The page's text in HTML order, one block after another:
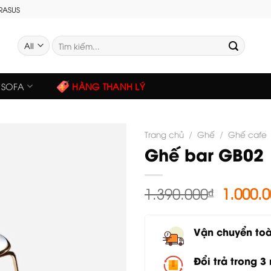
Tìm
kiếm:
SOFA HÀNG THANH LÝ
Trang chủ / Ghế / Ghế cafe
Ghế bar GB02
1.390.000₫ Giá
gốc
Vận chuyển
Đổi trả trong 3